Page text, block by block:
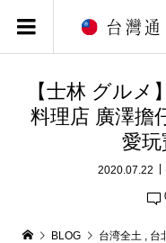
【士林 グル
料理店 廣澤擔
愛
2020.07.22
BLOG 台湾全土 , 台